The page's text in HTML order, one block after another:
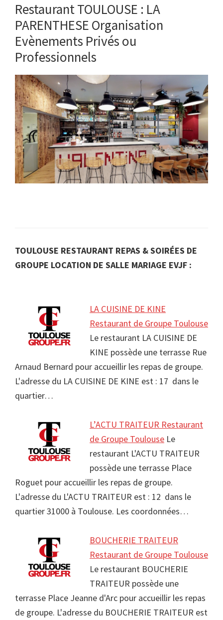
Restaurant TOULOUSE : LA
PARENTHESE Organisation
Evènements Privés ou
Professionnels
TOULOUSE RESTAURANT REPAS & SOIRÉES DE
GROUPE LOCATION DE SALLE MARIAGE EVJF :
LA CUISINE DE KINE
Restaurant de Groupe Toulouse
Le restaurant LA CUISINE DE
KINE possède une terrasse Rue
Arnaud Bernard pour accueillir les repas de groupe.
L'adresse du LA CUISINE DE KINE est : 17 dans le
quartier…
L’ACTU TRAITEUR Restaurant
de Groupe Toulouse Le
restaurant L'ACTU TRAITEUR
possède une terrasse Place
Roguet pour accueillir les repas de groupe.
L'adresse du L'ACTU TRAITEUR est : 12 dans le
quartier 31000 à Toulouse. Les coordonnées…
BOUCHERIE TRAITEUR
Restaurant de Groupe Toulouse
Le restaurant BOUCHERIE
TRAITEUR possède une
terrasse Place Jeanne d'Arc pour accueillir les repas
de groupe. L'adresse du BOUCHERIE TRAITEUR est